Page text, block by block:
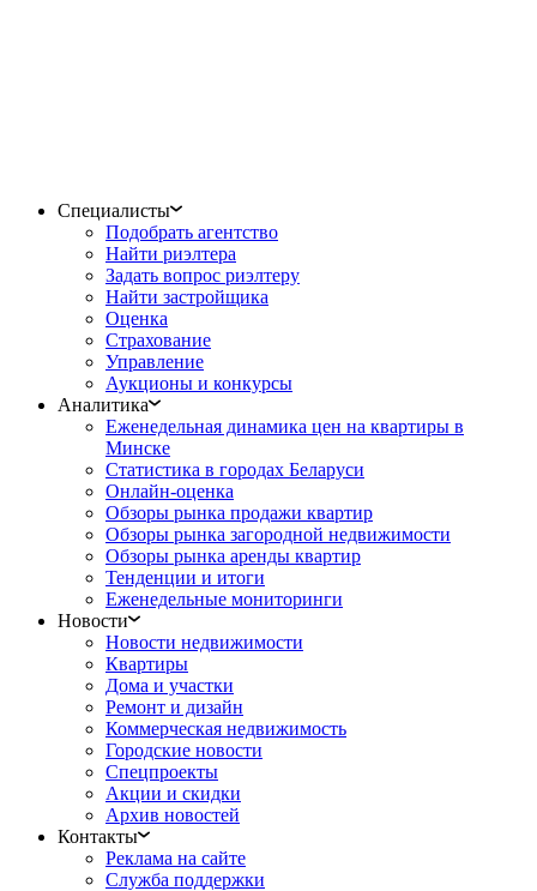
Специалисты
Подобрать агентство
Найти риэлтера
Задать вопрос риэлтеру
Найти застройщика
Оценка
Страхование
Управление
Аукционы и конкурсы
Аналитика
Еженедельная динамика цен на квартиры в
Минске
Статистика в городах Беларуси
Онлайн-оценка
Обзоры рынка продажи квартир
Обзоры рынка загородной недвижимости
Обзоры рынка аренды квартир
Тенденции и итоги
Еженедельные мониторинги
Новости
Новости недвижимости
Квартиры
Дома и участки
Ремонт и дизайн
Коммерческая недвижимость
Городские новости
Спецпроекты
Акции и скидки
Архив новостей
Контакты
Реклама на сайте
Служба поддержки